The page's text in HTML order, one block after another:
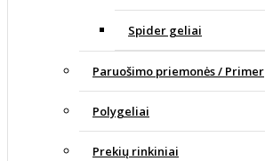
Spider geliai
Paruošimo priemonės / Primer
Polygeliai
Prekių rinkiniai